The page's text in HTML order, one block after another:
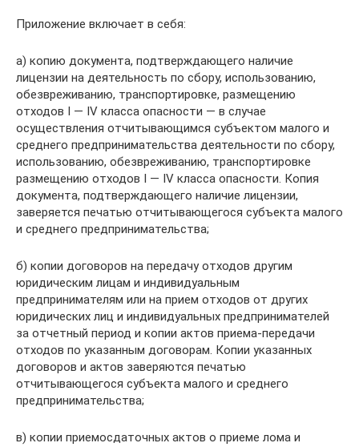
Приложение включает в себя:
а) копию документа, подтверждающего наличие
лицензии на деятельность по сбору, использованию,
обезвреживанию, транспортировке, размещению
отходов I — IV класса опасности — в случае
осуществления отчитывающимся субъектом малого и
среднего предпринимательства деятельности по сбору,
использованию, обезвреживанию, транспортировке
размещению отходов I — IV класса опасности. Копия
документа, подтверждающего наличие лицензии,
заверяется печатью отчитывающегося субъекта малого
и среднего предпринимательства;
б) копии договоров на передачу отходов другим
юридическим лицам и индивидуальным
предпринимателям или на прием отходов от других
юридических лиц и индивидуальных предпринимателей
за отчетный период и копии актов приема-передачи
отходов по указанным договорам. Копии указанных
договоров и актов заверяются печатью
отчитывающегося субъекта малого и среднего
предпринимательства;
в) копии приемосдаточных актов о приеме лома и